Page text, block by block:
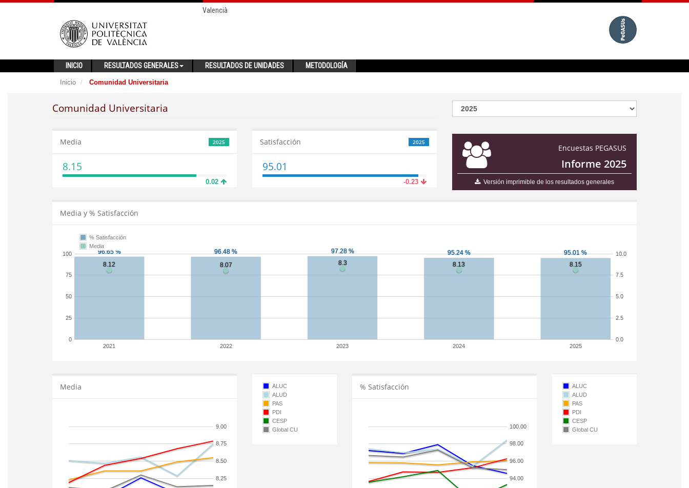
Valencià
INICIO RESULTADOS GENERALES RESULTADOS DE UNIDADES METODOLOGÍA
Inicio Comunidad Universitaria
Comunidad Universitaria
Encuestas PEGASUS
Informe 2025
Versión imprimible de los resultados generales
2025
Media
8.15
0.02
2025
Satisfacción
95.01
-0.23
Media y % Satisfacción
2021 2022 2023 2024 2025
0
25
50
75
100
0.0
2.5
5.0
7.5
10.0
% Satisfacción
Media
Media
8.25
8.50
8.75
9.00
ALUC
ALUD
PAS
PDI
CESP
Global CU
% Satisfacción
94.00
96.00
98.00
100.00
ALUC
ALUD
PAS
PDI
CESP
Global CU